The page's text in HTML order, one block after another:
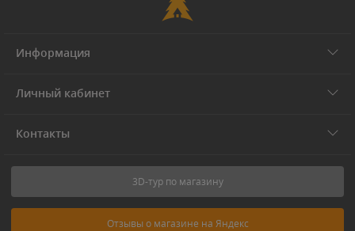
Информация
Личный кабинет
Контакты
3D-тур по магазину
Отзывы о магазине на Яндекс